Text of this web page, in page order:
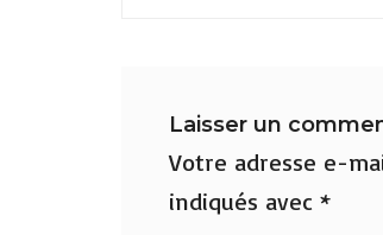
Laisser un
Votre adresse e-
indiqués avec *